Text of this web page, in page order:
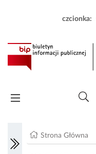
czcionka:
Strona Główna